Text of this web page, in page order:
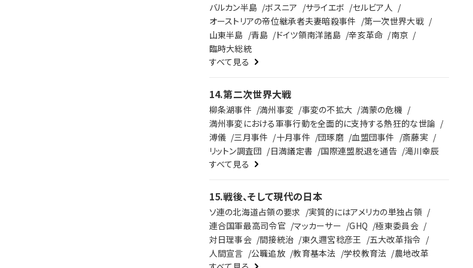
バルカン半島
ボスニア サライエボ
セルビア人
オーストリアの帝位継承者夫妻暗殺事件
第一次世界大戦
山東半島
青島 ドイツ領南洋諸島 辛亥革命
南京
臨時大総統
すべて見る
14.第二次世界大戦
柳条湖事件 満州事変 事変の不拡大
満蒙の危機
満州事変における軍事行動を全面的に支持する熱狂的な世論
溥儀
三月事件 十月事件 団琢磨 血盟団事件
斎藤実
リットン調査団
日満議定書 国際連盟脱退を通告
滝川幸辰
すべて見る
15.戦後、そして現代の日本
ソ連の北海道占領の要求
実質的にはアメリカの単独占領
連合国軍最高司令官
マッカーサー GHQ
極東委員会
対日理事会
間接統治 東久邇宮稔彦王
五大改革指令
人間宣言
公職追放 教育基本法 学校教育法
農地改革